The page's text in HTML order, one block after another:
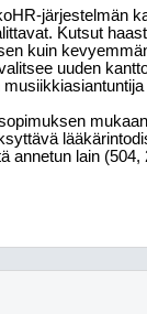
järjestelmän
Kutsut
kuin
uuden
annetun lain